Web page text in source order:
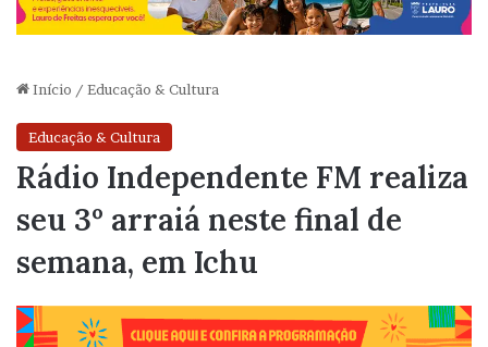
Início / Educação & Cultura
Educação & Cultura
Rádio Independente FM realiza
seu 3º arraiá neste final de
semana, em Ichu